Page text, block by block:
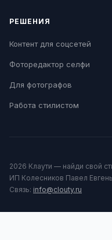
РЕШЕНИЯ
Контент для соцсетей
Фоторедактор селфи
Для фотографов
Работа стилистом
2026 Клаути — найди свой
ИП Колесников Павел
Связь: info@clouty.ru